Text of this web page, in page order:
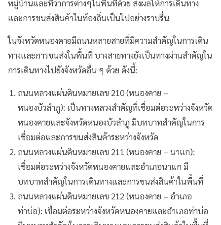
หมู่บ้านและที่ว่าการต่างๆในพื้นที่ด้วย ส่งผลให้การเดินทาง
และการขนส่งสินค้าในท้องถิ่นเป็นไปอย่างราบรื่น
ในจังหวัดหนองคายมีถนนหลายสายที่มีความสำคัญในการเดิน
ทางและการขนส่งในพื้นที่ บางสายทางยังเป็นทางผ่านสำคัญใน
การเดินทางไปยังจังหวัดอื่น ๆ ด้วย ดังนี้:
ถนนหลวงแผ่นดินหมายเลข 210 (หนองคาย –
หนองบัวลำภู): เป็นทางหลวงสำคัญที่เชื่อมต่อระหว่างจังหวัด
หนองคายและจังหวัดหนองบัวลำภู มีบทบาทสำคัญในการ
เชื่อมต่อและการขนส่งสินค้าระหว่างจังหวัด
ถนนหลวงแผ่นดินหมายเลข 211 (หนองคาย – นาแก):
เชื่อมต่อระหว่างจังหวัดหนองคายและอำเภอนาแก มี
บทบาทสำคัญในการเดินทางและการขนส่งสินค้าในพื้นที่
ถนนหลวงแผ่นดินหมายเลข 212 (หนองคาย – อำเภอ
ท่าบ่อ): เชื่อมต่อระหว่างจังหวัดหนองคายและอำเภอท่าบ่อ